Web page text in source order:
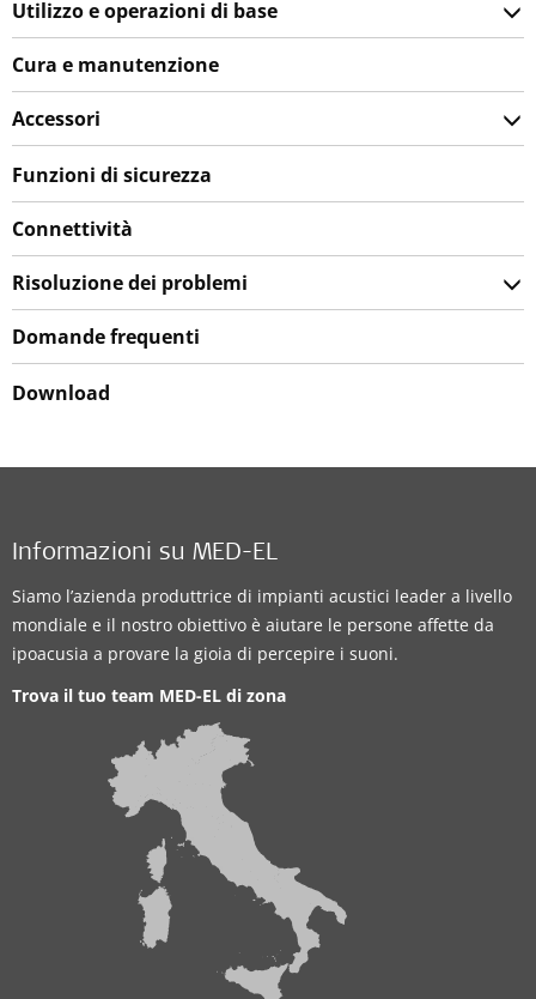
Utilizzo e operazioni di base
Cura e manutenzione
Accessori
Funzioni di sicurezza
Connettività
Risoluzione dei problemi
Domande frequenti
Download
Informazioni su MED-EL
Siamo l’azienda produttrice di impianti acustici leader a livello
mondiale e il nostro obiettivo è aiutare le persone affette da
ipoacusia a provare la gioia di percepire i suoni.
Trova il tuo team MED-EL di zona